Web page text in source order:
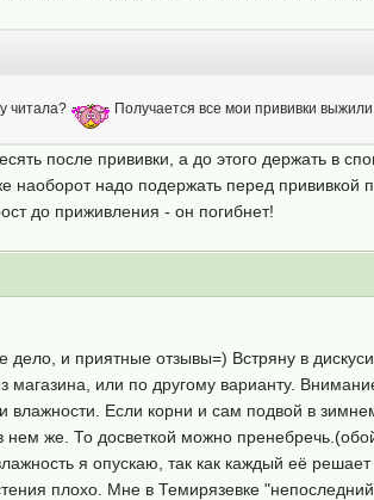
читала? Получается все мои прививки
после прививки, а до этого держать в
надо подержать перед прививкой
до приживления - он погибнет!
и приятные отзывы=) Встряну в
магазина, или по другому варианту.
влажности. Если корни и сам подвой в
же. То досветкой можно
я опускаю, так как каждый её решает
плохо. Мне в Темирязевке